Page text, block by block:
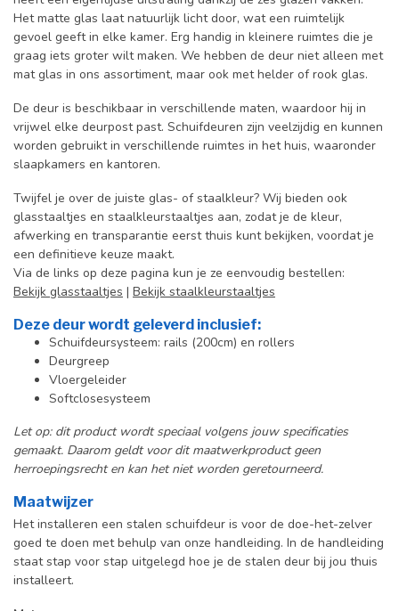
Het matte glas laat natuurlijk licht door, wat een ruimtelijk
gevoel geeft in elke kamer. Erg handig in kleinere ruimtes die je
graag iets groter wilt maken. We hebben de deur niet alleen met
mat glas in ons assortiment, maar ook met helder of rook glas.
De deur is beschikbaar in verschillende maten, waardoor hij in
vrijwel elke deurpost past. Schuifdeuren zijn veelzijdig en kunnen
worden gebruikt in verschillende ruimtes in het huis, waaronder
slaapkamers en kantoren.
Twijfel je over de juiste glas- of staalkleur? Wij bieden ook
glasstaaltjes en staalkleurstaaltjes aan, zodat je de kleur,
afwerking en transparantie eerst thuis kunt bekijken, voordat je
een definitieve keuze maakt.
Via de links op deze pagina kun je ze eenvoudig bestellen:
Bekijk glasstaaltjes | Bekijk staalkleurstaaltjes
Deze deur wordt geleverd inclusief:
Schuifdeursysteem: rails (200cm) en rollers
Deurgreep
Vloergeleider
Softclosesysteem
Let op: dit product wordt speciaal volgens jouw specificaties
gemaakt. Daarom geldt voor dit maatwerkproduct geen
herroepingsrecht en kan het niet worden geretourneerd.
Maatwijzer
Het installeren een stalen schuifdeur is voor de doe-het-zelver
goed te doen met behulp van onze handleiding. In de handleiding
staat stap voor stap uitgelegd hoe je de stalen deur bij jou thuis
installeert.